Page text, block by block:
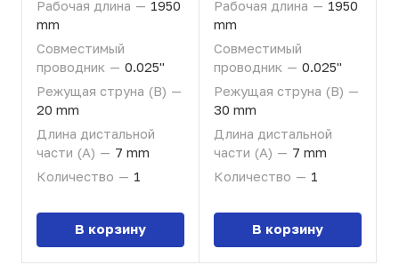
Рабочая длина — 1950
mm
Совместимый
проводник — 0.025"
Режущая струна (B) —
20 mm
Длина дистальной
части (A) — 7 mm
Количество — 1
В корзину
Рабочая длина — 1950
mm
Совместимый
проводник — 0.025"
Режущая струна (B) —
30 mm
Длина дистальной
части (A) — 7 mm
Количество — 1
В корзину